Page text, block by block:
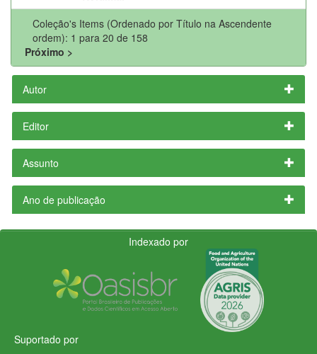
Coleção's Items (Ordenado por Título na Ascendente
ordem): 1 para 20 de 158
Próximo >
Autor
Editor
Assunto
Ano de publicação
Indexado por
Suportado por